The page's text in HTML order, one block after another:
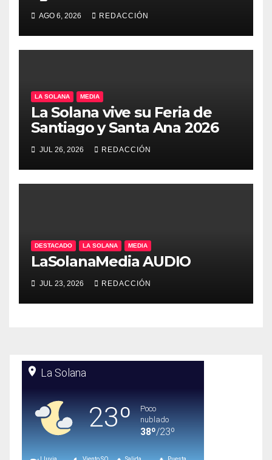
Manchego Ciudad Real
AGO 6, 2026 REDACCIÓN
LA SOLANA MEDIA
La Solana vive su Feria de
Santiago y Santa Ana 2026
JUL 26, 2026 REDACCIÓN
DESTACADO LA SOLANA MEDIA
LaSolanaMedia AUDIO
JUL 23, 2026 REDACCIÓN